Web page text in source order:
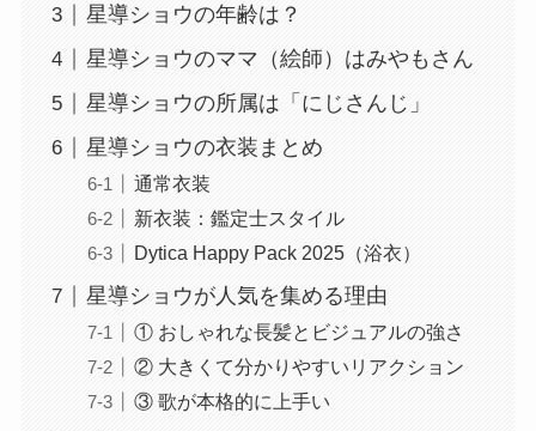
星導ショウの年齢は？
星導ショウのママ（絵師）はみやもさん
星導ショウの所属は「にじさんじ」
星導ショウの衣装まとめ
通常衣装
新衣装：鑑定士スタイル
Dytica Happy Pack 2025（浴衣）
星導ショウが人気を集める理由
① おしゃれな長髪とビジュアルの強さ
② 大きくて分かりやすいリアクション
③ 歌が本格的に上手い